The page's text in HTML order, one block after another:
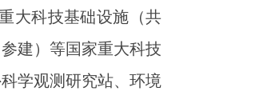
大科技基础设施（共
建）等国家重大科技
学观测研究站、环境